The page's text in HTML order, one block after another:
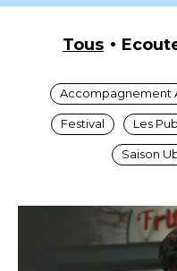
Tous
Accompagnement
Festival Les
Saison